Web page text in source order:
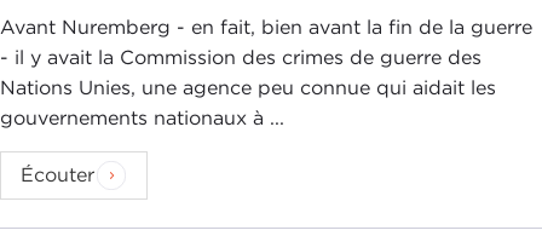
Avant Nuremberg - en fait, bien avant la fin de la guerre
- il y avait la Commission des crimes de guerre des
Nations Unies, une agence peu connue qui aidait les
gouvernements nationaux à ...
Écouter